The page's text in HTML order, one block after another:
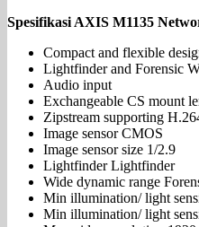
Spesifikasi AXIS M1135
Compact and flexible
Lightfinder and Forensic
Audio input
Exchangeable CS mount
Zipstream supporting
Image sensor CMOS
Image sensor size 1/2.9
Lightfinder Lightfinder
Wide dynamic range
Min illumination/ light
Min illumination/ light